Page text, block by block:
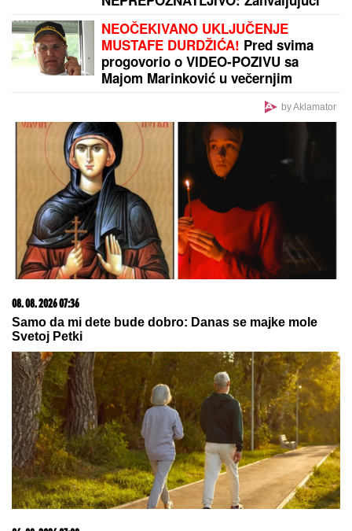
by Aklamator
PREPORUKA ZA VAS
MLADIĆ (21) POSLE TUČE NOŽEM IZBO
MUŠKARCA (32)Horor kod Sajma u Beogradu:
Jednu stvar danas treba STROGO
IZBEGAVATI da ne biste prizvali
nesreću, kaže narodni običaji, a ova
MOLITVA donosi ogroman mir i
blagoslov: Slavi se SVETA PETKA
TRNOVA
Sijena Miler rodila dvoje dece 15
godina mlađem, pa otkrila ono o
ČEMU JE ĆUTALA MESECIMA: